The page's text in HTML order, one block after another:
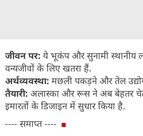
जीवन पर: ये भूकंप और सुनामी स्थानीय
वन्यजीवों के लिए खतरा हैं.
अर्थव्यवस्था: मछली पकड़ने और तेल
तैयारी: अलास्का और रूस ने अब बेहतर
इमारतों के डिजाइन में सुधार किया है.
---- समाप्त ----